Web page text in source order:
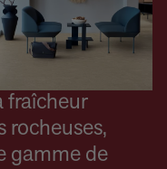
fraîcheur
rocheuses,
gamme de